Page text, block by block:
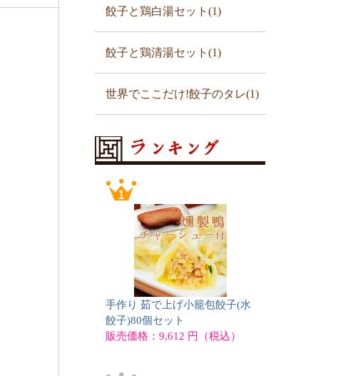
餃子と鶏白湯セット(1)
餃子と鶏清湯セット(1)
世界でここだけ!餃子のタレ(1)
手作り 茹で上げ小籠包餃子(水
餃子)80個セット
販売価格：9,612 円（税込）